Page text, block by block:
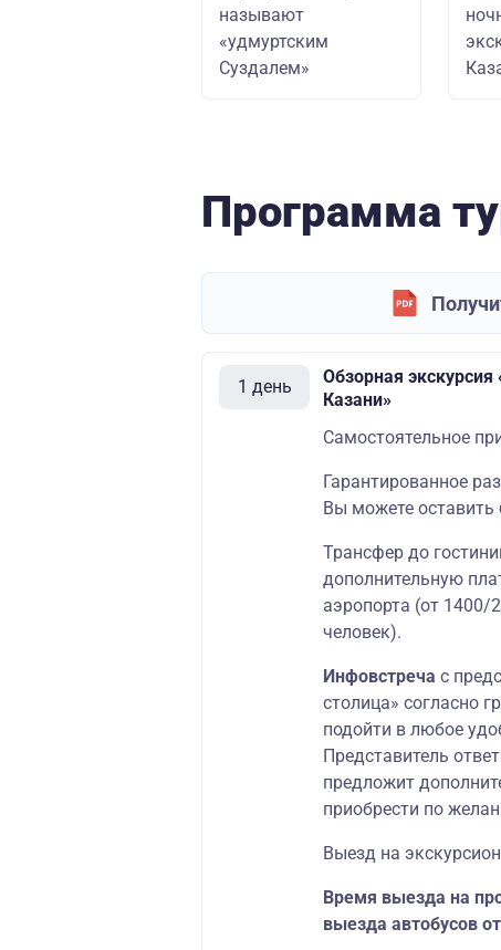
называют
«удмуртским
Суздалем»
Программа
1 день
Обзорная
Казани»
Самостоятельное
Гарантированное
Вы можете оставить
Трансфер до
дополнительную
аэропорта (от 1400/
человек).
Инфовстреча с
столица» согласно
подойти в любое
Представитель
предложит
приобрести по
Выезд на
Время выезда на
выезда автобусов